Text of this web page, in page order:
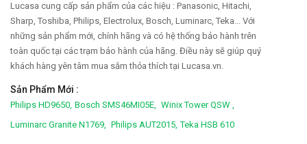
Lucasa cung cấp sản phẩm của các hiệu : Panasonic, Hitachi,
Sharp, Toshiba, Philips, Electrolux, Bosch, Luminarc, Teka... Với
những sản phẩm mới, chính hãng và có hệ thống bảo hành trên
toàn quốc tại các trạm bảo hành của hãng. Điều này sẽ giúp quý
khách hàng yên tâm mua sắm thỏa thích tại Lucasa.vn.
Sản Phẩm Mới :
Philips HD9650, Bosch SMS46MI05E, Winix Tower QSW ,
Luminarc Granite N1769, Philips AUT2015, Teka HSB 610